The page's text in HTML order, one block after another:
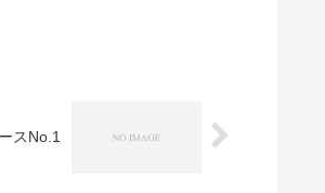
スNo.1